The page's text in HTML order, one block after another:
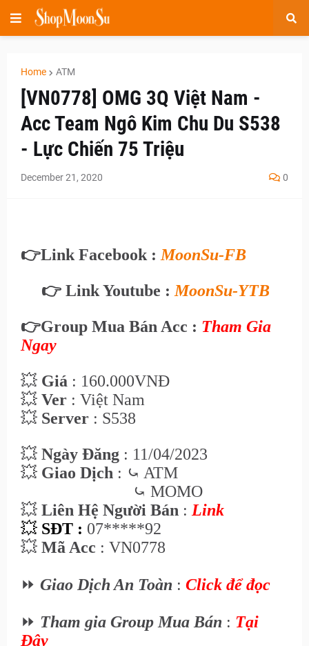
Home ATM
[VN0778] OMG 3Q Việt Nam -
Acc Team Ngô Kim Chu Du S538
- Lực Chiến 75 Triệu
December 21, 2020 0
👉Link Facebook : MoonSu-FB
👉 Link Youtube : MoonSu-YTB
👉Group Mua Bán Acc : Tham Gia
Ngay
💥 Giá : 160.000VNĐ
💥 Ver : Việt Nam
💥 Server : S538
💥 Ngày Đăng : 11/04/2023
💥 Giao Dịch : ⤿ ATM
⤿ MOMO
💥 Liên Hệ Người Bán : Link
💥 SĐT : 07*****92
💥 Mã Acc : VN0778
⏩ Giao Dịch An Toàn : Click để đọc
⏩ Tham gia Group Mua Bán : Tại
Đây